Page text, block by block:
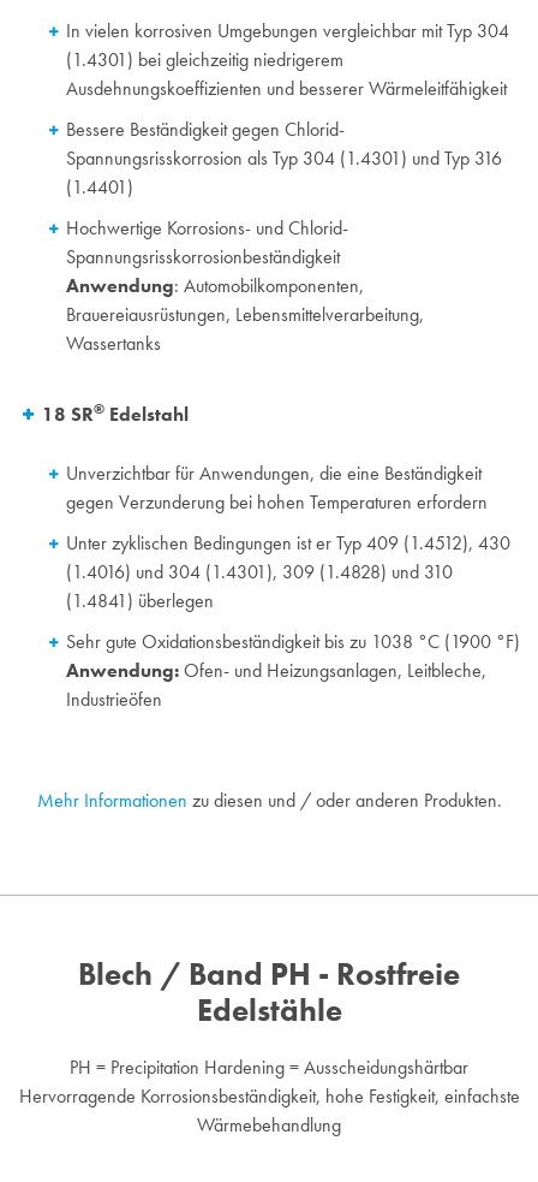
In vielen korrosiven Umgebungen vergleichbar mit Typ 304
(1.4301) bei gleichzeitig niedrigerem
Ausdehnungskoeffizienten und besserer Wärmeleitfähigkeit
Bessere Beständigkeit gegen Chlorid-
Spannungsrisskorrosion als Typ 304 (1.4301) und Typ 316
(1.4401)
Hochwertige Korrosions- und Chlorid-
Spannungsrisskorrosionbeständigkeit
Anwendung: Automobilkomponenten,
Brauereiausrüstungen, Lebensmittelverarbeitung,
Wassertanks
18 SR® Edelstahl
Unverzichtbar für Anwendungen, die eine Beständigkeit
gegen Verzunderung bei hohen Temperaturen erfordern
Unter zyklischen Bedingungen ist er Typ 409 (1.4512), 430
(1.4016) und 304 (1.4301), 309 (1.4828) und 310
(1.4841) überlegen
Sehr gute Oxidationsbeständigkeit bis zu 1038 °C (1900 °F)
Anwendung:Ofen- und Heizungsanlagen, Leitbleche,
Industrieöfen
Mehr Informationen zu diesen und / oder anderen Produkten.
Blech / Band PH - Rostfreie
Edelstähle
PH = Precipitation Hardening = Ausscheidungshärtbar
Hervorragende Korrosionsbeständigkeit, hohe Festigkeit, einfachste
Wärmebehandlung